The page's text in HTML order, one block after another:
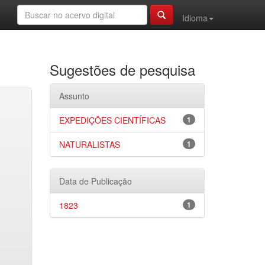
Idioma
Sugestões de pesquisa
Assunto
1
EXPEDIÇÕES CIENTÍFICAS
1
NATURALISTAS
Data de Publicação
1
1823